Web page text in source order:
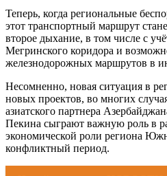
Теперь, когда региональные
этот транспортный маршрут
второе дыхание, в том числе с
Мегринского коридора и
железнодорожных маршрутов в
Несомненно, новая ситуация в
новых проектов, во многих
азиатского партнера
Пекина сыграют важную роль в
экономической роли региона
конфликтный период.